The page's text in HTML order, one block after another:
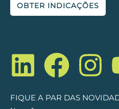
OBTER INDICAÇÕES
L
i
n
F
a
c
I
n
s
FIQUE A PAR DAS